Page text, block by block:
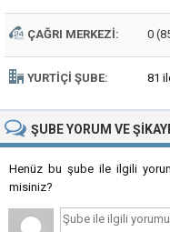
ÇAĞRI MERKEZI: 0
YURTIÇI ŞUBE: 81
ŞUBEYORUM VE
Henüz bu şube ile ilgili
misiniz?